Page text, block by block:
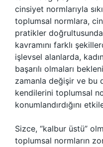
cinsiyet normlarıyla
toplumsal normlara,
pratikler
kavramını farklı
işlevsel alanlarda,
başarılı olmaları
zamanla değişir ve bu
kendilerini toplumsal
konumlandırdığını
Sizce, “kalbur üstü”
toplumsal normların